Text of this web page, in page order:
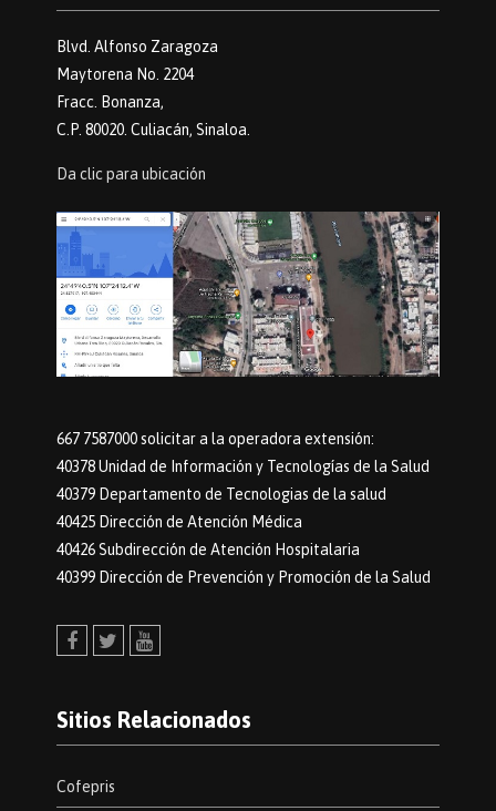
Blvd. Alfonso Zaragoza
Maytorena No. 2204
Fracc. Bonanza,
C.P. 80020. Culiacán, Sinaloa.
Da clic para ubicación
667 7587000 solicitar a la operadora extensión:
40378 Unidad de Información y Tecnologías de la Salud
40379 Departamento de Tecnologias de la salud
40425 Dirección de Atención Médica
40426 Subdirección de Atención Hospitalaria
40399 Dirección de Prevención y Promoción de la Salud
Sitios Relacionados
Cofepris